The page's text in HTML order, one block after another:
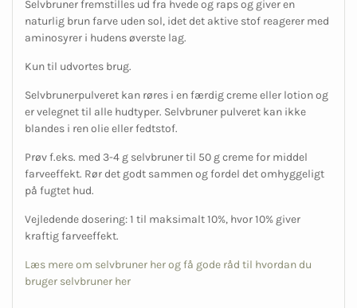
Selvbruner fremstilles ud fra hvede og raps og giver en
naturlig brun farve uden sol, idet det aktive stof reagerer med
aminosyrer i hudens øverste lag.
Kun til udvortes brug.
Selvbrunerpulveret kan røres i en færdig creme eller lotion og
er velegnet til alle hudtyper. Selvbruner pulveret kan ikke
blandes i ren olie eller fedtstof.
Prøv f.eks. med 3-4 g selvbruner til 50 g creme for middel
farveeffekt. Rør det godt sammen og fordel det omhyggeligt
på fugtet hud.
Vejledende dosering: 1 til maksimalt 10%, hvor 10% giver
kraftig farveeffekt.
Læs mere om selvbruner her og få gode råd til hvordan du
bruger selvbruner her